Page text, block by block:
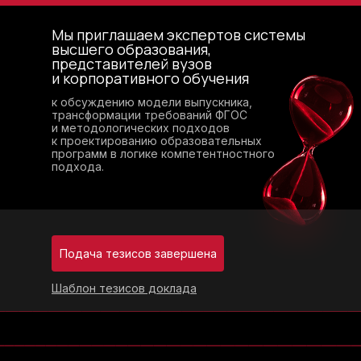
Подача тезисов завершена
Мы приглашаем экспертов системы
высшего образования,
представителей вузов
и корпоративного обучения
Шаблон тезисов доклада
к обсуждению модели выпускника,
трансформации требований ФГОС
и методологических подходов
к проектированию образовательных
программ в логике компетентностного
подхода.